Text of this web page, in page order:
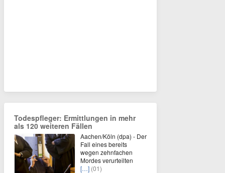
Todespfleger: Ermittlungen in mehr
als 120 weiteren Fällen
Aachen/Köln (dpa) - Der
Fall eines bereits
wegen zehnfachen
Mordes verurteilten
[…] (01)